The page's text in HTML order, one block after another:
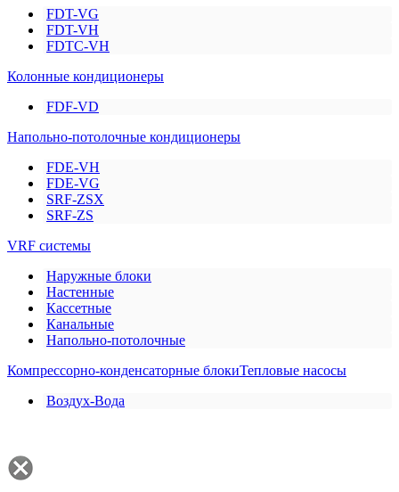
FDT-VG
FDT-VH
FDTC-VH
Колонные кондиционеры
FDF-VD
Напольно-потолочные кондиционеры
FDE-VH
FDE-VG
SRF-ZSX
SRF-ZS
VRF системы
Наружные блоки
Настенные
Кассетные
Канальные
Напольно-потолочные
Компрессорно-конденсаторные блокиТепловые насосы
Воздух-Вода